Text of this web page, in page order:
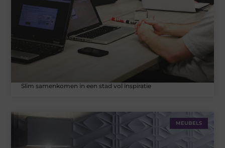
Slim samenkomen in een stad vol inspiratie
MEUBELS